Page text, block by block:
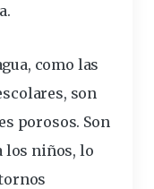
.
como las
son
porosos. Son
los niños, lo